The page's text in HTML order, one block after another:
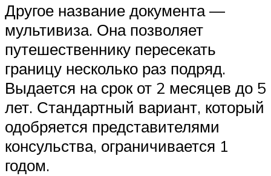
Другое название документа —
мультивиза. Она позволяет
путешественнику пересекать
границу несколько раз подряд.
Выдается на срок от 2 месяцев до 5
лет. Стандартный вариант, который
одобряется представителями
консульства, ограничивается 1
годом.